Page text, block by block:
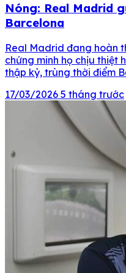
Nóng: Real Madrid
Barcelona
Real Madrid đang hoàn
chứng minh họ chịu thiệt
thập kỷ, trùng thời điểm
việc trình lên FIFA một
17/03/2026 5 tháng trước